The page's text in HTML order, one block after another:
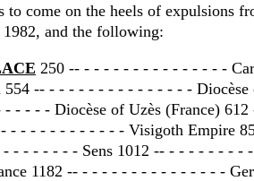
come on the heels of expulsions
and the following:
250 -- - - - - - - - - - - - - - - -
-- - - - - - - - - - - - - - - - Diocèse
- - - - Diocèse of Uzès (France)
- - - - - - - - - - - - Visigoth Empire
- - - - - - - Sens 1012 -- - - - - - - - -
1182 -- - - - - - - - - - - - - - - -